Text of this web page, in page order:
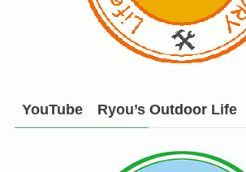
YouTube Ryou’s Outdoor Life